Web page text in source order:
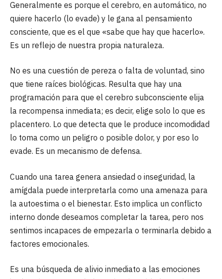
Generalmente es porque el cerebro, en automático, no
quiere hacerlo (lo evade) y le gana al pensamiento
consciente, que es el que «sabe que hay que hacerlo».
Es un reflejo de nuestra propia naturaleza.
No es una cuestión de pereza o falta de voluntad, sino
que tiene raíces biológicas. Resulta que hay una
programación para que el cerebro subconsciente elija
la recompensa inmediata; es decir, elige solo lo que es
placentero. Lo que detecta que le produce incomodidad
lo toma como un peligro o posible dolor, y por eso lo
evade. Es un mecanismo de defensa.
Cuando una tarea genera ansiedad o inseguridad, la
amígdala puede interpretarla como una amenaza para
la autoestima o el bienestar. Esto implica un conflicto
interno donde deseamos completar la tarea, pero nos
sentimos incapaces de empezarla o terminarla debido a
factores emocionales.
Es una búsqueda de alivio inmediato a las emociones